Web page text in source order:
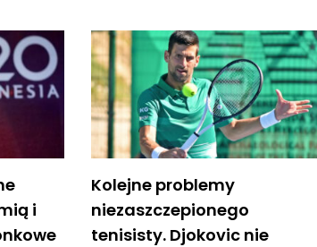
i
Kolejne problemy
niezaszczepionego
tenisisty. Djokovic nie